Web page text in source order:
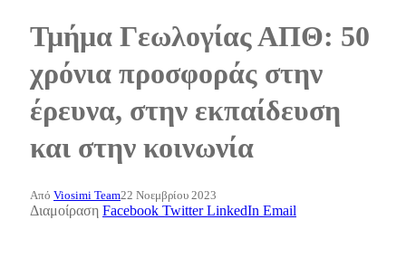
Τμήμα Γεωλογίας ΑΠΘ: 50
χρόνια προσφοράς στην
έρευνα, στην εκπαίδευση
και στην κοινωνία
Από Viosimi Team22 Νοεμβρίου 2023
Διαμοίραση Facebook Twitter LinkedIn Email